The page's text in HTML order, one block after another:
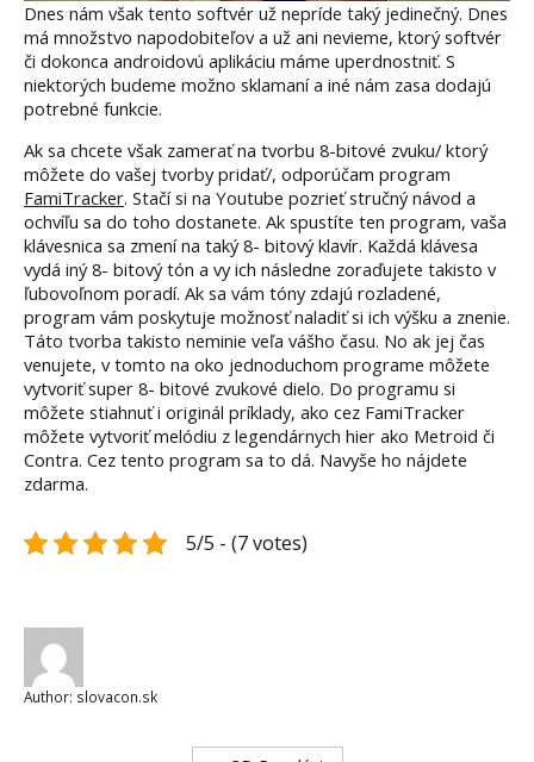
Dnes nám však tento softvér už nepríde taký jedinečný. Dnes
má množstvo napodobiteľov a už ani nevieme, ktorý softvér
či dokonca androidovú aplikáciu máme uperdnostniť. S
niektorých budeme možno sklamaní a iné nám zasa dodajú
potrebné funkcie.
Ak sa chcete však zamerať na tvorbu 8-bitové zvuku/ ktorý
môžete do vašej tvorby pridať/, odporúčam program
FamiTracker. Stačí si na Youtube pozrieť stručný návod a
ochvíľu sa do toho dostanete. Ak spustíte ten program, vaša
klávesnica sa zmení na taký 8- bitový klavír. Každá klávesa
vydá iný 8- bitový tón a vy ich následne zoraďujete takisto v
ľubovoľnom poradí. Ak sa vám tóny zdajú rozladené,
program vám poskytuje možnosť naladiť si ich výšku a znenie.
Táto tvorba takisto neminie veľa vášho času. No ak jej čas
venujete, v tomto na oko jednoduchom programe môžete
vytvoriť super 8- bitové zvukové dielo. Do programu si
môžete stiahnuť i originál príklady, ako cez FamiTracker
môžete vytvoriť melódiu z legendárnych hier ako Metroid či
Contra. Cez tento program sa to dá. Navyše ho nájdete
zdarma.
5/5 - (7 votes)
Author: slovacon.sk